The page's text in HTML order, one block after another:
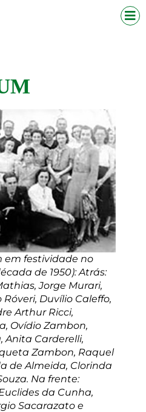
em festividade no
de 1950): Atrás:
Jorge Murari,
Duvílio Caleffo,
Arthur Ricci,
Ovídio Zambon,
Anita Carderelli,
Zambon, Raquel
de Almeida, Clorinda
Na frente:
da Cunha,
Sacarazato e